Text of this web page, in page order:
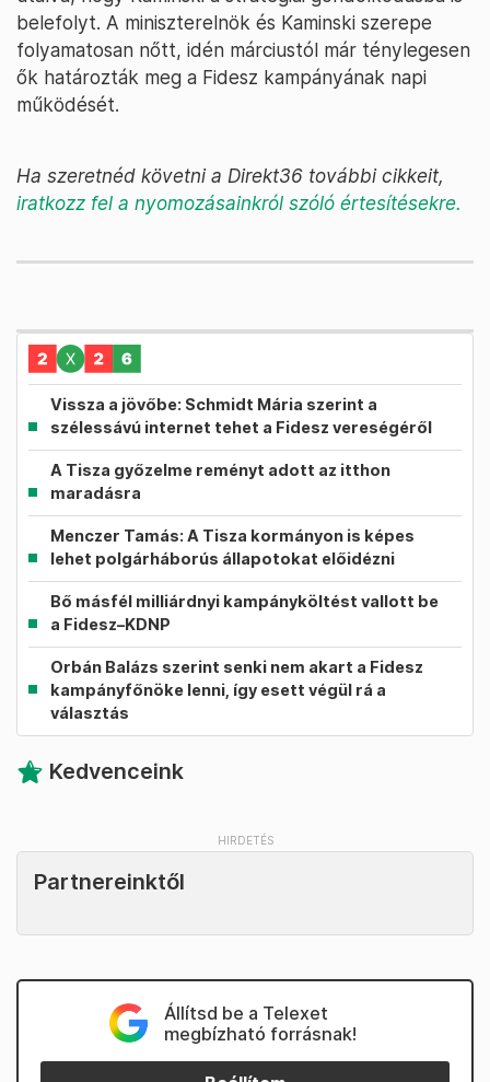
belefolyt. A miniszterelnök és Kaminski szerepe
folyamatosan nőtt, idén márciustól már ténylegesen
ők határozták meg a Fidesz kampányának napi
működését.
Ha szeretnéd követni a Direkt36 további cikkeit,
iratkozz fel a nyomozásainkról szóló értesítésekre.
Vissza a jövőbe: Schmidt Mária szerint a
szélessávú internet tehet a Fidesz vereségéről
A Tisza győzelme reményt adott az itthon
maradásra
Menczer Tamás: A Tisza kormányon is képes
lehet polgárháborús állapotokat előidézni
Bő másfél milliárdnyi kampányköltést vallott be
a Fidesz–KDNP
Orbán Balázs szerint senki nem akart a Fidesz
kampányfőnöke lenni, így esett végül rá a
választás
Kedvenceink
Partnereinktől
Állítsd be a Telexet
megbízható forrásnak!